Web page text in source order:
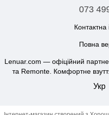
073
Повна
Lenuar.com — офіційний
та Remonte. Комфортне
Укр